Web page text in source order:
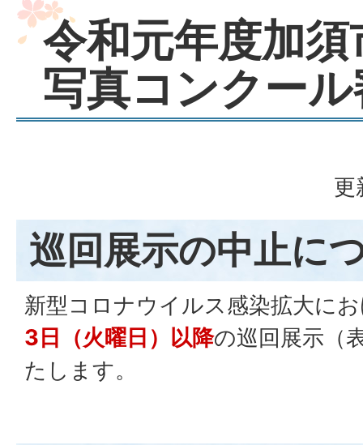
令和元年度加
写真コンクー
更
巡回展示の中止に
新型コロナウイルス感染拡大に
3日（火曜日）以降の巡回展示（
たします。